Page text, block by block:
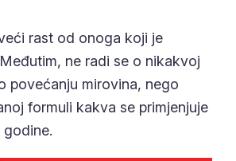
rast od onoga koji je
ne radi se o nikakvoj
povećanju mirovina, nego
formuli kakva se primjenjuje
godine.